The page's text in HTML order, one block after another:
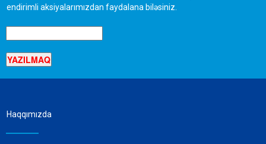
endirimli aksiyalarımızdan faydalana biləsiniz.
Haqqımızda